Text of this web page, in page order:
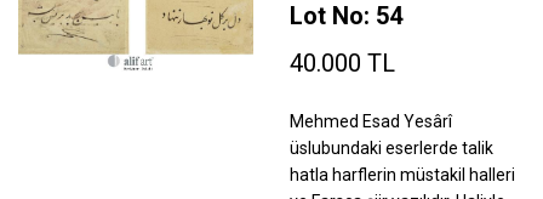
Lot No: 54
40.000 TL
Mehmed Esad Yesârî
üslubundaki eserlerde talik
hatla harflerin müstakil halleri